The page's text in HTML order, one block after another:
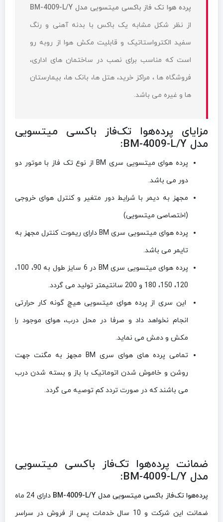
پرده هوا تک فاز باکسی میتسویی مدل BM-4009-L/Y
از نظر شکل مشابه یک باکس با بدنه آهنی و رنگ
سفید الکترواستاتیک و قابلیت مکش هوا از روبه رو
است که مناسب برای نصب در ساختمان های اداری،
فروشگاه ها ، مراکز خرید، هتل ها، بانک ها، بیمارستان
ها و غیره می باشد.
مزایای پرده‌هوا تک‌فاز باکسی میتسویی
مدل BM-4009-L/Y
:
پرده هوای میتسویی سری BM از نوع تک فاز با موتور دو
دور می باشد.
مجهز به دیمر با شرایط دور متغیر و کنترل هوای خروجی
(اختصاصی میتسویی)
پرده هوای میتسویی سری BM دارای ریموت کنترل مجهز به
تایمر می باشد.
پرده هوای میتسویی سری BM در 6 سایز طول به 90، 100،
120، 150، 180 و 200 سانتیمتر تولید می گردد.
این سری از پرده هوای میتسویی هیچ گونه کار حرارتی
انجام نخواهد داد و صرفا در محل درب، هوای موجود را
مکش و دمش می نماید.
تمامی پرده های هوای سری BM مجهز به مگنت جهت
روشن و خاموش شدن اتوماتیک با باز و بسته شدن درب
می باشند که در صورت تردد کم توصیه می گردد.
ضمانت پرده‌هوا تک‌فاز باکسی میتسویی
مدل BM-4009-L/Y:
پرده‌هوا تک‌فاز باکسی میتسویی مدل BM-4009-L/Y
دارای 24 ماه
ضمانت این شرکت و 10 سال خدمات پس از فروش در سراسر